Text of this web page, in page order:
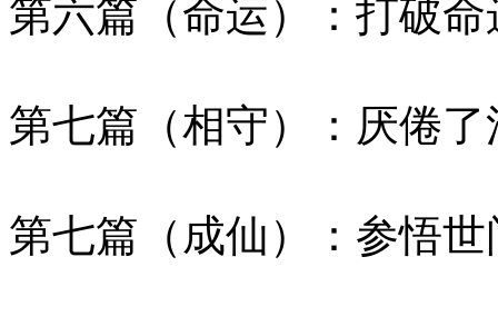
第六篇（命运）：打破
第七篇（相守）：厌倦
第七篇（成仙）：参悟